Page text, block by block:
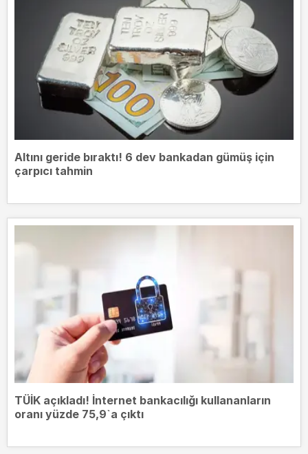
Altını geride bıraktı! 6 dev bankadan gümüş için
çarpıcı tahmin
TÜİK açıkladı! İnternet bankacılığı kullananların
oranı yüzde 75,9`a çıktı